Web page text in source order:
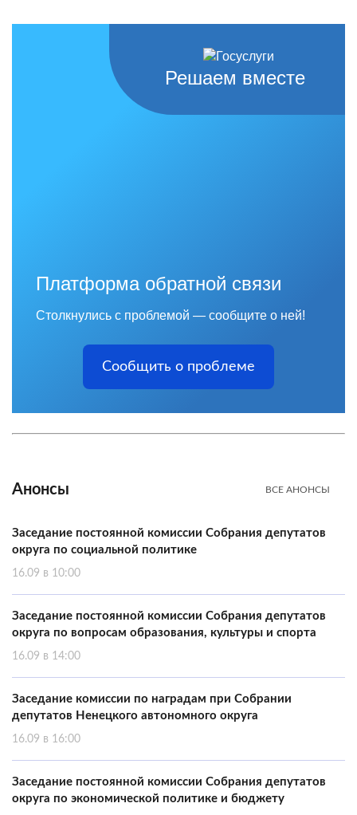
Решаем вместе
Платформа обратной связи
Столкнулись с проблемой — сообщите о ней!
Сообщить о проблеме
Анонсы ВСЕ АНОНСЫ
Заседание постоянной комиссии Собрания депутатов
округа по социальной политике
16.09 в 10:00
Заседание постоянной комиссии Собрания депутатов
округа по вопросам образования, культуры и спорта
16.09 в 14:00
Заседание комиссии по наградам при Собрании
депутатов Ненецкого автономного округа
16.09 в 16:00
Заседание постоянной комиссии Собрания депутатов
округа по экономической политике и бюджету